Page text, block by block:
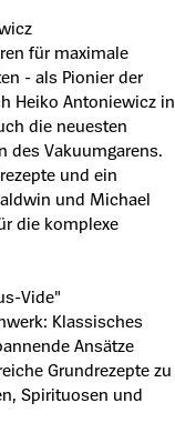
für maximale
- als Pionier der
Heiko Antoniewicz in
die neuesten
des Vakuumgarens.
und ein
und Michael
die komplexe
Vide"
Klassisches
Ansätze
Grundrezepte zu
Spirituosen und